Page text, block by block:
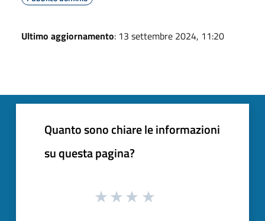
Ultimo aggiornamento: 13 settembre 2024, 11:20
Quanto sono chiare le informazioni
su questa pagina?